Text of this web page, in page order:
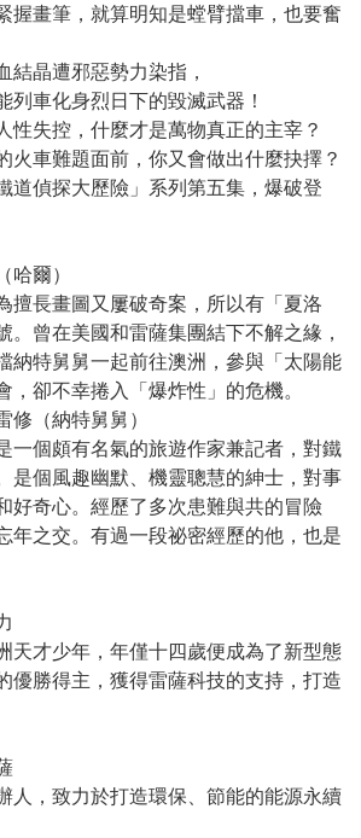
握畫筆，就算明知是螳臂擋車，也要奮
晶遭邪惡勢力染指，
車化身烈日下的毀滅武器！
失控，什麼才是萬物真正的主宰？
車難題面前，你又會做出什麼抉擇？
偵探大歷險」系列第五集，爆破登
爾）
長畫圖又屢破奇案，所以有「夏洛
。曾在美國和雷薩集團結下不解之緣，
納特舅舅一起前往澳洲，參與「太陽能
，卻不幸捲入「爆炸性」的危機。
（納特舅舅）
個頗有名氣的旅遊作家兼記者，對鐵
是個風趣幽默、機靈聰慧的紳士，對事
好奇心。經歷了多次患難與共的冒險
年之交。有過一段祕密經歷的他，也是
才少年，年僅十四歲便成為了新型態
優勝得主，獲得雷薩科技的支持，打造
，致力於打造環保、節能的能源永續